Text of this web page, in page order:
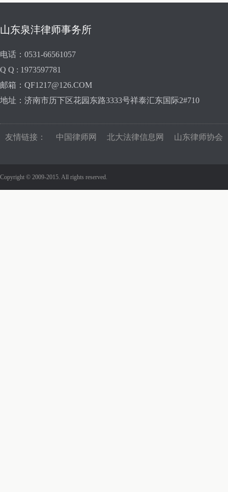
山东泉沣律师事务所
电话：0531-66561057
Q Q : 1973597781
邮箱：QF1217@126.COM
地址：济南市历下区花园东路3333号祥泰汇东国际2#710
友情链接： 中国律师网 北大法律信息网 山东律师协会
Copyright © 2009-2015. All rights reserved.